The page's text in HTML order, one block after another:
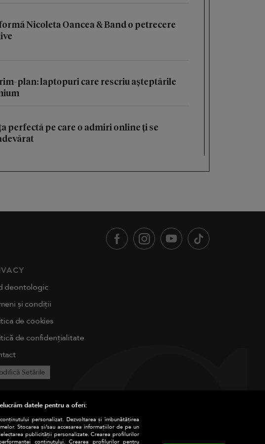
Nicoleta Oancea & Band o petrecere
plan: laptopuri care rescriu așteptările
perfectă pe care o admiri online ți se
deontologic
și condiții
de cookies
de confidențialitate
Setările
datele pentru a oferi:
personalizat. Dezvoltarea și îmbunătățirea
Stocarea și/sau accesarea informațiilor de pe un
publicității personalizate. Crearea profilurilor
conținutului. Crearea profilurilor pentru